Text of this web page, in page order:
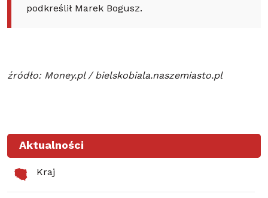
podkreślił Marek Bogusz.
źródło: Money.pl / bielskobiala.naszemiasto.pl
Aktualności
Kraj